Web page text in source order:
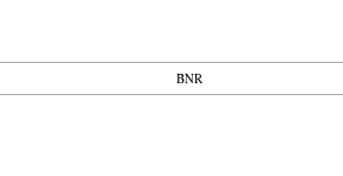
BNR